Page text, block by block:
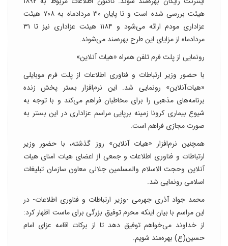
هیئت بررسی شده است و تا پایان ۳۰ مردادماه به ۷۰۸ هیئت
عزاداری مودم ارائه می‌شود و ۱۱۸۴ هیئت عزاداری نیز تا ۳۱
مردادماه از مزایای این طرح بهره‌مند می‌شوند.
رونمایی از پلت فرم تلفن همراه «هیات آنلاین»
با حضور وزیر ارتباطات و فناوری اطلاعات از پلت فرم موبایلی
«هیات‌آنلاین» رونمایی شد. این نرم‌افزار بستر پخش زنده
برنامه‌های مذهبی را برای مخاطبان فراهم می‌کند و با توجه به
شیوع بیماری کرونا زمینه برپایی مراسم عزاداری در این بستر به
صورت مجازی فراهم است.​
همچنین نرم‌افزار «هیات آنلاین» روز گذشته، با حضور وزیر
ارتباطات و فناوری اطلاعات و جمعی از اعضای هیات امنای هیات
آنلاین وحجت الاسلام والمسلمین جلالی معاون سازمان تبلیغات
اسلامی رونمایی شد.
محمد جواد آذری جهرمی -وزیر ارتباطات و فناوری اطلاعات- در
این مراسم با بیان اینکه محرم توفیق بزرگی برای ماست اظهار کرد:
از خداوند می‌خواهم توفیق دهد تا از برکات اقامه عزای امام
حسین(ع) بهره‌مند شویم.